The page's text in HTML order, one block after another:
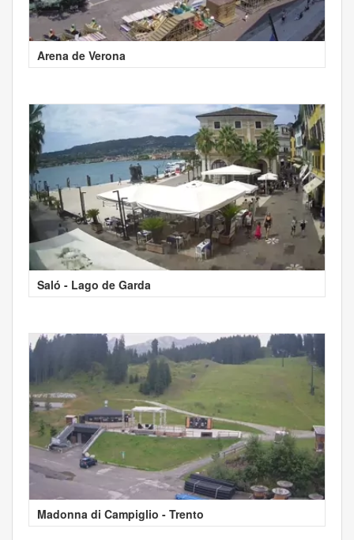
Arena de Verona
Saló - Lago de Garda
Madonna di Campiglio - Trento